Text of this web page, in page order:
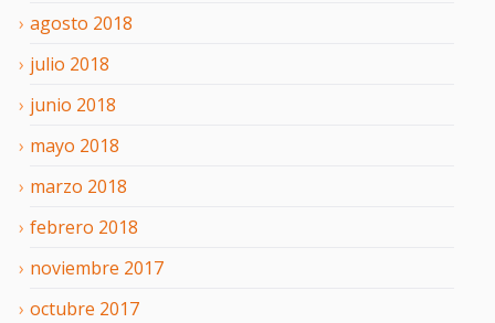
agosto 2018
julio 2018
junio 2018
mayo 2018
marzo 2018
febrero 2018
noviembre 2017
octubre 2017